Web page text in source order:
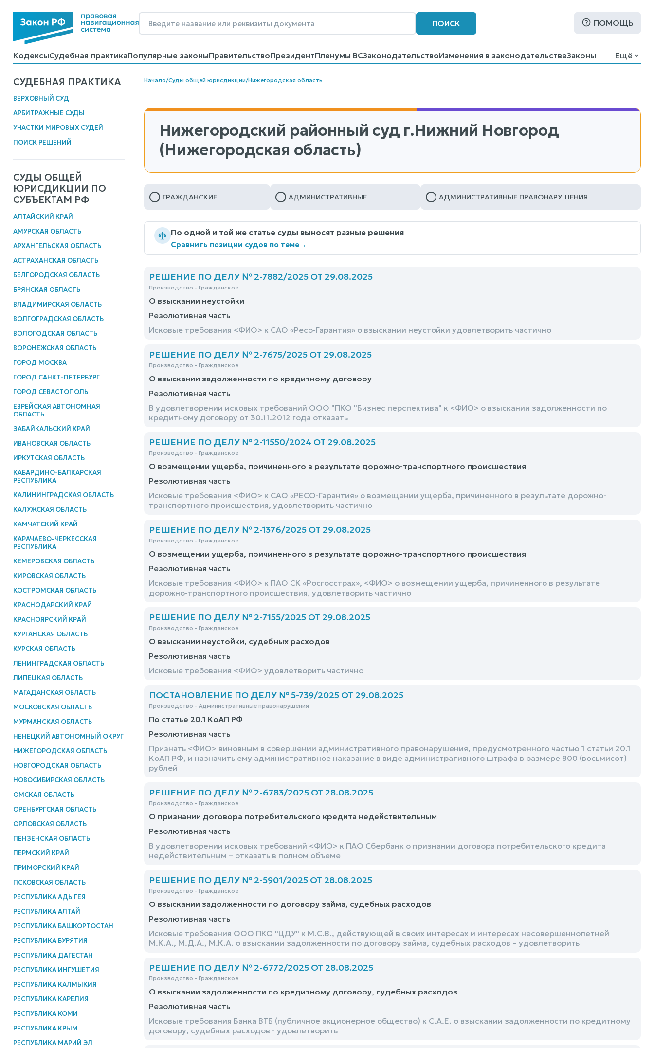
ПОИСК ПОМОЩЬ
КодексыСудебная практикаПопулярные законыПравительствоПрезидентПленумы ВСЗаконодательствоИзменения в законодательствеЗаконы
КалькуляторыСправочные материалыОбразцы договоровКонтактыПомощьПоиск
Ещё
СУДЕБНАЯ ПРАКТИКА
ВЕРХОВНЫЙ СУД
АРБИТРАЖНЫЕ СУДЫ
УЧАСТКИ МИРОВЫХ СУДЕЙ
ПОИСК РЕШЕНИЙ
СУДЫ ОБЩЕЙ
ЮРИСДИКЦИИ ПО
СУБЪЕКТАМ РФ
АЛТАЙСКИЙ КРАЙ
АМУРСКАЯ ОБЛАСТЬ
АРХАНГЕЛЬСКАЯ ОБЛАСТЬ
АСТРАХАНСКАЯ ОБЛАСТЬ
БЕЛГОРОДСКАЯ ОБЛАСТЬ
БРЯНСКАЯ ОБЛАСТЬ
ВЛАДИМИРСКАЯ ОБЛАСТЬ
ВОЛГОГРАДСКАЯ ОБЛАСТЬ
ВОЛОГОДСКАЯ ОБЛАСТЬ
ВОРОНЕЖСКАЯ ОБЛАСТЬ
ГОРОД МОСКВА
ГОРОД САНКТ-ПЕТЕРБУРГ
ГОРОД СЕВАСТОПОЛЬ
ЕВРЕЙСКАЯ АВТОНОМНАЯ
ОБЛАСТЬ
ЗАБАЙКАЛЬСКИЙ КРАЙ
ИВАНОВСКАЯ ОБЛАСТЬ
ИРКУТСКАЯ ОБЛАСТЬ
КАБАРДИНО-БАЛКАРСКАЯ
РЕСПУБЛИКА
КАЛИНИНГРАДСКАЯ ОБЛАСТЬ
КАЛУЖСКАЯ ОБЛАСТЬ
КАМЧАТСКИЙ КРАЙ
КАРАЧАЕВО-ЧЕРКЕССКАЯ
РЕСПУБЛИКА
КЕМЕРОВСКАЯ ОБЛАСТЬ
КИРОВСКАЯ ОБЛАСТЬ
КОСТРОМСКАЯ ОБЛАСТЬ
КРАСНОДАРСКИЙ КРАЙ
КРАСНОЯРСКИЙ КРАЙ
КУРГАНСКАЯ ОБЛАСТЬ
КУРСКАЯ ОБЛАСТЬ
ЛЕНИНГРАДСКАЯ ОБЛАСТЬ
ЛИПЕЦКАЯ ОБЛАСТЬ
МАГАДАНСКАЯ ОБЛАСТЬ
МОСКОВСКАЯ ОБЛАСТЬ
МУРМАНСКАЯ ОБЛАСТЬ
НЕНЕЦКИЙ АВТОНОМНЫЙ ОКРУГ
НИЖЕГОРОДСКАЯ ОБЛАСТЬ
НОВГОРОДСКАЯ ОБЛАСТЬ
НОВОСИБИРСКАЯ ОБЛАСТЬ
ОМСКАЯ ОБЛАСТЬ
ОРЕНБУРГСКАЯ ОБЛАСТЬ
ОРЛОВСКАЯ ОБЛАСТЬ
ПЕНЗЕНСКАЯ ОБЛАСТЬ
ПЕРМСКИЙ КРАЙ
ПРИМОРСКИЙ КРАЙ
ПСКОВСКАЯ ОБЛАСТЬ
РЕСПУБЛИКА АДЫГЕЯ
РЕСПУБЛИКА АЛТАЙ
РЕСПУБЛИКА БАШКОРТОСТАН
РЕСПУБЛИКА БУРЯТИЯ
РЕСПУБЛИКА ДАГЕСТАН
РЕСПУБЛИКА ИНГУШЕТИЯ
РЕСПУБЛИКА КАЛМЫКИЯ
РЕСПУБЛИКА КАРЕЛИЯ
РЕСПУБЛИКА КОМИ
РЕСПУБЛИКА КРЫМ
РЕСПУБЛИКА МАРИЙ ЭЛ
Начало/Суды общей юрисдикции/Нижегородская область
Нижегородский районный суд г.Нижний Новгород
(Нижегородская область)
ГРАЖДАНСКИЕ АДМИНИСТРАТИВНЫЕ АДМИНИСТРАТИВНЫЕ ПРАВОНАРУШЕНИЯ
По одной и той же статье суды выносят разные решения
Сравнить позиции судов по теме→
РЕШЕНИЕ ПО ДЕЛУ № 2-7882/2025 ОТ 29.08.2025
Производство - Гражданское
О взыскании неустойки
Резолютивная часть
Исковые требования <ФИО> к САО «Ресо-Гарантия» о взыскании неустойки удовлетворить частично
РЕШЕНИЕ ПО ДЕЛУ № 2-7675/2025 ОТ 29.08.2025
Производство - Гражданское
О взыскании задолженности по кредитному договору
Резолютивная часть
В удовлетворении исковых требований ООО "ПКО "Бизнес перспектива" к <ФИО> о взыскании задолженности по
кредитному договору от 30.11.2012 года отказать
РЕШЕНИЕ ПО ДЕЛУ № 2-11550/2024 ОТ 29.08.2025
Производство - Гражданское
О возмещении ущерба, причиненного в результате дорожно-транспортного происшествия
Резолютивная часть
Исковые требования <ФИО> к САО «РЕСО-Гарантия» о возмещении ущерба, причиненного в результате дорожно-
транспортного происшествия, удовлетворить частично
РЕШЕНИЕ ПО ДЕЛУ № 2-1376/2025 ОТ 29.08.2025
Производство - Гражданское
О возмещении ущерба, причиненного в результате дорожно-транспортного происшествия
Резолютивная часть
Исковые требования <ФИО> к ПАО СК «Росгосстрах», <ФИО> о возмещении ущерба, причиненного в результате
дорожно-транспортного происшествия, удовлетворить частично
РЕШЕНИЕ ПО ДЕЛУ № 2-7155/2025 ОТ 29.08.2025
Производство - Гражданское
О взыскании неустойки, судебных расходов
Резолютивная часть
Исковые требования <ФИО> удовлетворить частично
ПОСТАНОВЛЕНИЕ ПО ДЕЛУ № 5-739/2025 ОТ 29.08.2025
Производство - Административные правонарушения
По статье 20.1 КоАП РФ
Резолютивная часть
Признать <ФИО> виновным в совершении административного правонарушения, предусмотренного частью 1 статьи 20.1
КоАП РФ, и назначить ему административное наказание в виде административного штрафа в размере 800 (восьмисот)
рублей
РЕШЕНИЕ ПО ДЕЛУ № 2-6783/2025 ОТ 28.08.2025
Производство - Гражданское
О признании договора потребительского кредита недействительным
Резолютивная часть
В удовлетворении исковых требований <ФИО> к ПАО Сбербанк о признании договора потребительского кредита
недействительным – отказать в полном объеме
РЕШЕНИЕ ПО ДЕЛУ № 2-5901/2025 ОТ 28.08.2025
Производство - Гражданское
О взыскании задолженности по договору займа, судебных расходов
Резолютивная часть
Исковые требования ООО ПКО "ЦДУ" к М.С.В., действующей в своих интересах и интересах несовершеннолетней
М.К.А., М.Д.А., М.К.А. о взыскании задолженности по договору займа, судебных расходов – удовлетворить
РЕШЕНИЕ ПО ДЕЛУ № 2-6772/2025 ОТ 28.08.2025
Производство - Гражданское
О взыскании задолженности по кредитному договору, судебных расходов
Резолютивная часть
Исковые требования Банка ВТБ (публичное акционерное общество) к С.А.Е. о взыскании задолженности по кредитному
договору, судебных расходов - удовлетворить